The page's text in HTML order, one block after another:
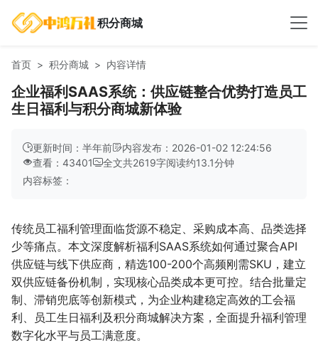
积分商城
首页 积分商城 内容详情
企业福利SAAS系统：供应链整合优势打造员工
生日福利与积分商城新体验
更新时间：半年前
内容发布：2026-01-02 12:24:56
查看：43401
全文共2619字阅读约13.1分钟
内容标签：
传统员工福利管理面临货源不稳定、采购成本高、品类选择
少等痛点。本文深度解析福利SAAS系统如何通过聚合API
供应链与线下供应商，精选100-200个高频刚需SKU，建立
双供应链备份机制，实现核心品类成本更可控。结合批量定
制、滞销兜底等创新模式，为企业构建稳定高效的工会福
利、员工生日福利及积分商城解决方案，全面提升福利管理
数字化水平与员工满意度。